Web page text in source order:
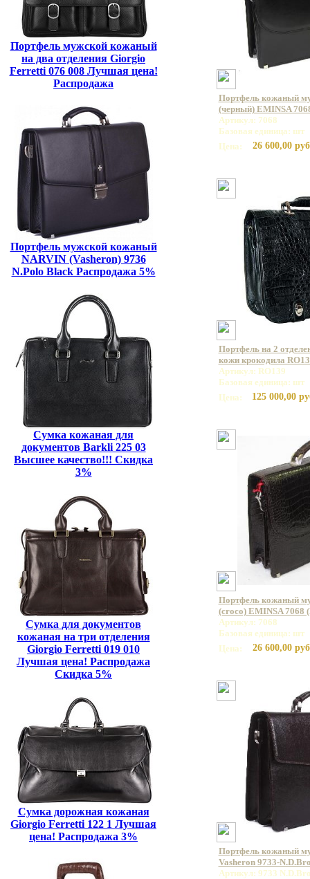
Портфель мужской кожаный
на два отделения Giorgio
Ferretti 076 008 Лучшая цена!
Распродажа
Портфель мужской кожаный
NARVIN (Vasheron) 9736
N.Polo Black Распродажа 5%
Сумка кожаная для
документов Barkli 225 03
Высшее качество!!! Скидка
3%
Сумка для документов
кожаная на три отделения
Giorgio Ferretti 019 010
Лучшая цена! Распродажа
Скидка 5%
Сумка дорожная кожаная
Giorgio Ferretti 122 1 Лучшая
цена! Распродажа 3%
Портфель кожаный
(черный) EMINSA
Артикул: 7068
Базовая единица: шт
Цена:
26 600,00
Портфель на 2
кожи крокодила
Артикул: RO139
Базовая единица: шт
Цена:
125 000,00
Портфель кожаный
(croco) EMINSA 7068
Артикул: 7068
Базовая единица: шт
Цена:
26 600,00
Портфель кожаный
Vasheron 9733-
Артикул: 9733